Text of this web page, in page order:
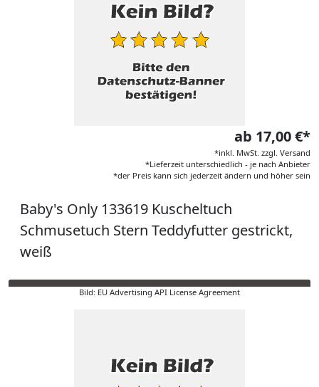
ab 17,00 €*
*inkl. MwSt. zzgl. Versand
*Lieferzeit unterschiedlich - je nach Anbieter
*der Preis kann sich jederzeit ändern und höher sein
Baby's Only 133619 Kuscheltuch
Schmusetuch Stern Teddyfutter gestrickt,
weiß
Bild: EU Advertising API License Agreement